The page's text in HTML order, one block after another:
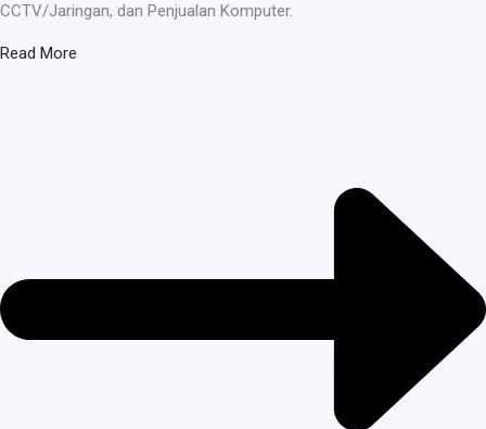
CCTV/Jaringan, dan Penjualan Komputer.
Read More